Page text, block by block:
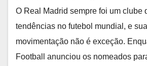
O Real Madrid sempre foi um clube
tendências no futebol mundial, e
movimentação não é exceção.
Football anunciou os nomeados